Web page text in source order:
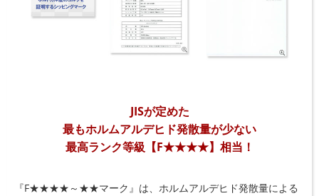
JISが定めた
最もホルムアルデヒド発散量が少ない
最高ランク等級【F★★★★】相当！
『F★★★★～★★マーク』は、ホルムアルデヒド発散量による